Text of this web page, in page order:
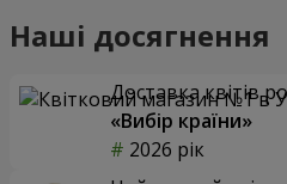
Наші досягнення
Доставка квітів
«Вибір країни»
2026 рік